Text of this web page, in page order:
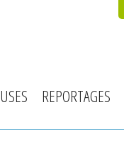
REPORTAGES